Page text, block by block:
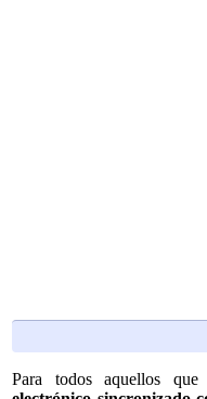
Para todos aquellos que